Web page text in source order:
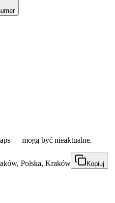
— mogą być nieaktualne.
Polska, Kraków Kopiuj